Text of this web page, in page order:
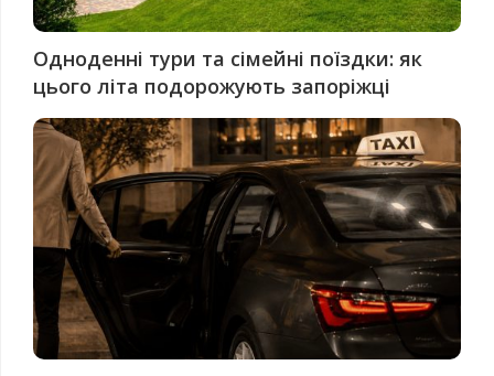
Одноденні тури та сімейні поїздки: як
цього літа подорожують запоріжці